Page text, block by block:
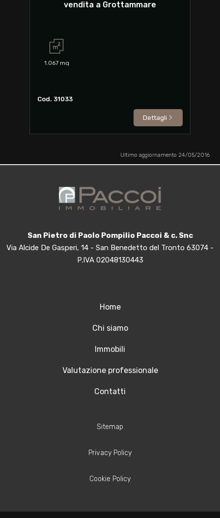
vendita a Grottammare
1.067mq
Cod. 31033
Dettagli
Ultimo aggiornamento 24/05/2016
San Pietro di Paolo Pompilio Paccoi & c. Snc
Via Alcide De Gasperi, 14 - San Benedetto del Tronto 63074 -
P.IVA 02048130443
Home
Chi siamo
Immobili
Valutazione professionale
Contatti
Sitemap
Privacy Policy
Cookie Policy